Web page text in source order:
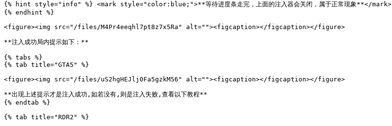
{% hint style="info" %} <mark style="color:blue;">**等待进度条走完，上面的注入器会关闭，属于正常现象**</mark>
{% endhint %}
<figure><img src="/files/M4Pr4eeqhl7pt8z7x5Ra" alt=""><figcaption></figcaption></figure>
**注入成功局内提示如下：**
{% tabs %}
{% tab title="GTA5" %}
<figure><img src="/files/uS2hgHEJlj0Fa5gzkM56" alt=""><figcaption></figcaption></figure>
**出现上述提示才是注入成功,如若没有,则是注入失败,查看以下教程**
{% endtab %}
{% tab title="RDR2" %}